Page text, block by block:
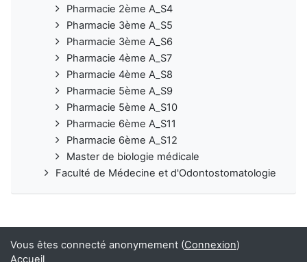
Pharmacie 2ème A_S4
Pharmacie 3ème A_S5
Pharmacie 3ème A_S6
Pharmacie 4ème A_S7
Pharmacie 4ème A_S8
Pharmacie 5ème A_S9
Pharmacie 5ème A_S10
Pharmacie 6ème A_S11
Pharmacie 6ème A_S12
Master de biologie médicale
Faculté de Médecine et d'Odontostomatologie
Vous êtes connecté anonymement (Connexion)
Accueil